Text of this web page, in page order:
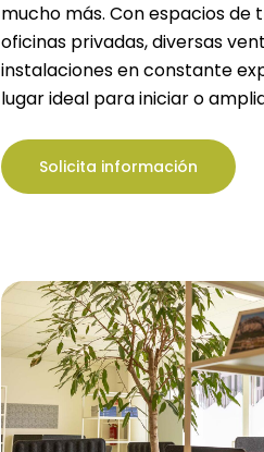
mucho más. Con espacios de
oficinas privadas, diversas
instalaciones en constante
lugar ideal para iniciar o
Solicita información